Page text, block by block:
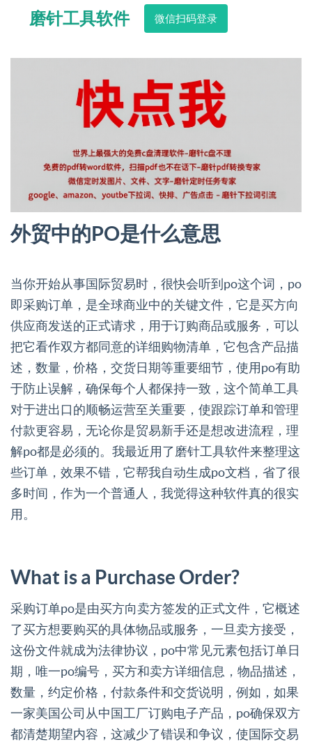
磨针工具软件 微信扫码登录
外贸中的PO是什么意思
当你开始从事国际贸易时，很快会听到po这个词，po
即采购订单，是全球商业中的关键文件，它是买方向
供应商发送的正式请求，用于订购商品或服务，可以
把它看作双方都同意的详细购物清单，它包含产品描
述，数量，价格，交货日期等重要细节，使用po有助
于防止误解，确保每个人都保持一致，这个简单工具
对于进出口的顺畅运营至关重要，使跟踪订单和管理
付款更容易，无论你是贸易新手还是想改进流程，理
解po都是必须的。我最近用了磨针工具软件来整理这
些订单，效果不错，它帮我自动生成po文档，省了很
多时间，作为一个普通人，我觉得这种软件真的很实
用。
What is a Purchase Order?
采购订单po是由买方向卖方签发的正式文件，它概述
了买方想要购买的具体物品或服务，一旦卖方接受，
这份文件就成为法律协议，po中常见元素包括订单日
期，唯一po编号，买方和卖方详细信息，物品描述，
数量，约定价格，付款条件和交货说明，例如，如果
一家美国公司从中国工厂订购电子产品，po确保双方
都清楚期望内容，这减少了错误和争议，使国际交易